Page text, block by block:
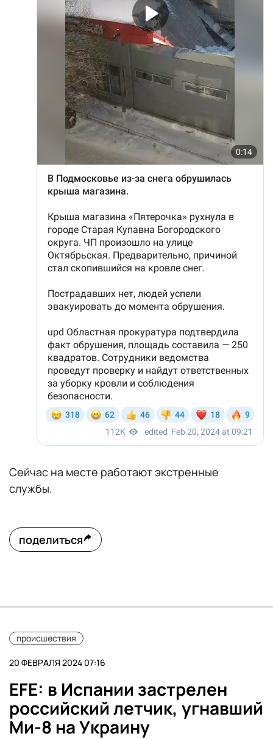
Сейчас на месте работают экстренные
службы.
поделиться
происшествия
20 ФЕВРАЛЯ 2024 07:16
EFE: в Испании застрелен
российский летчик, угнавший
Ми-8 на Украину